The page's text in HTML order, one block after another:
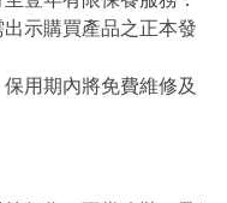
示購買產品之正本發
用期內將免費維修及